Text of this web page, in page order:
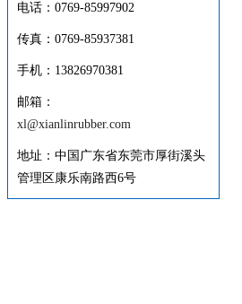
电话：0769-85997902
传真：0769-85937381
手机：13826970381
邮箱：
xl@xianlinrubber.com
地址：中国广东省东莞市厚街溪头
管理区康乐南路西6号